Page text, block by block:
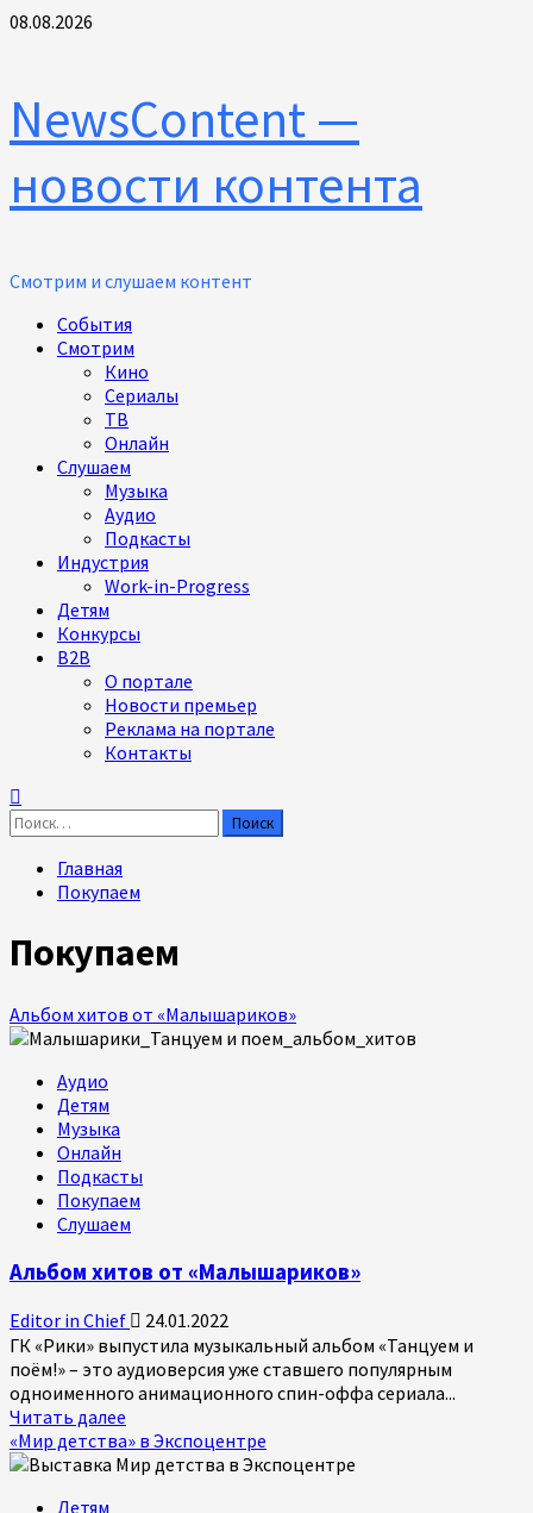
Перейти
08.08.2026
NewsContent —
новости контента
Смотрим и слушаем контент
Основное
меню
События
Смотрим
Кино
Сериалы
ТВ
Онлайн
Слушаем
Музыка
Аудио
Подкасты
Индустрия
Work-in-Progress
Детям
Конкурсы
B2B
О портале
Новости премьер
Реклама на портале
Контакты
Найти:
Главная
Покупаем
Покупаем
Альбом хитов от «Малышариков»
Аудио
Детям
Музыка
Онлайн
Подкасты
Покупаем
Слушаем
Альбом хитов от «Малышариков»
Editor in Chief
24.01.2022
ГК «Рики» выпустила музыкальный альбом «Танцуем и
поём!» – это аудиоверсия уже ставшего популярным
одноименного анимационного спин-оффа сериала...
Читать далее
больше
о
«Мир детства» в Экспоцентре
Детям